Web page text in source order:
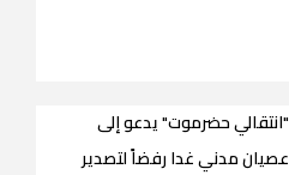
"انتقالي حضرموت" يدعو إلى
عصيان مدني غدا رفضاً لتصدير